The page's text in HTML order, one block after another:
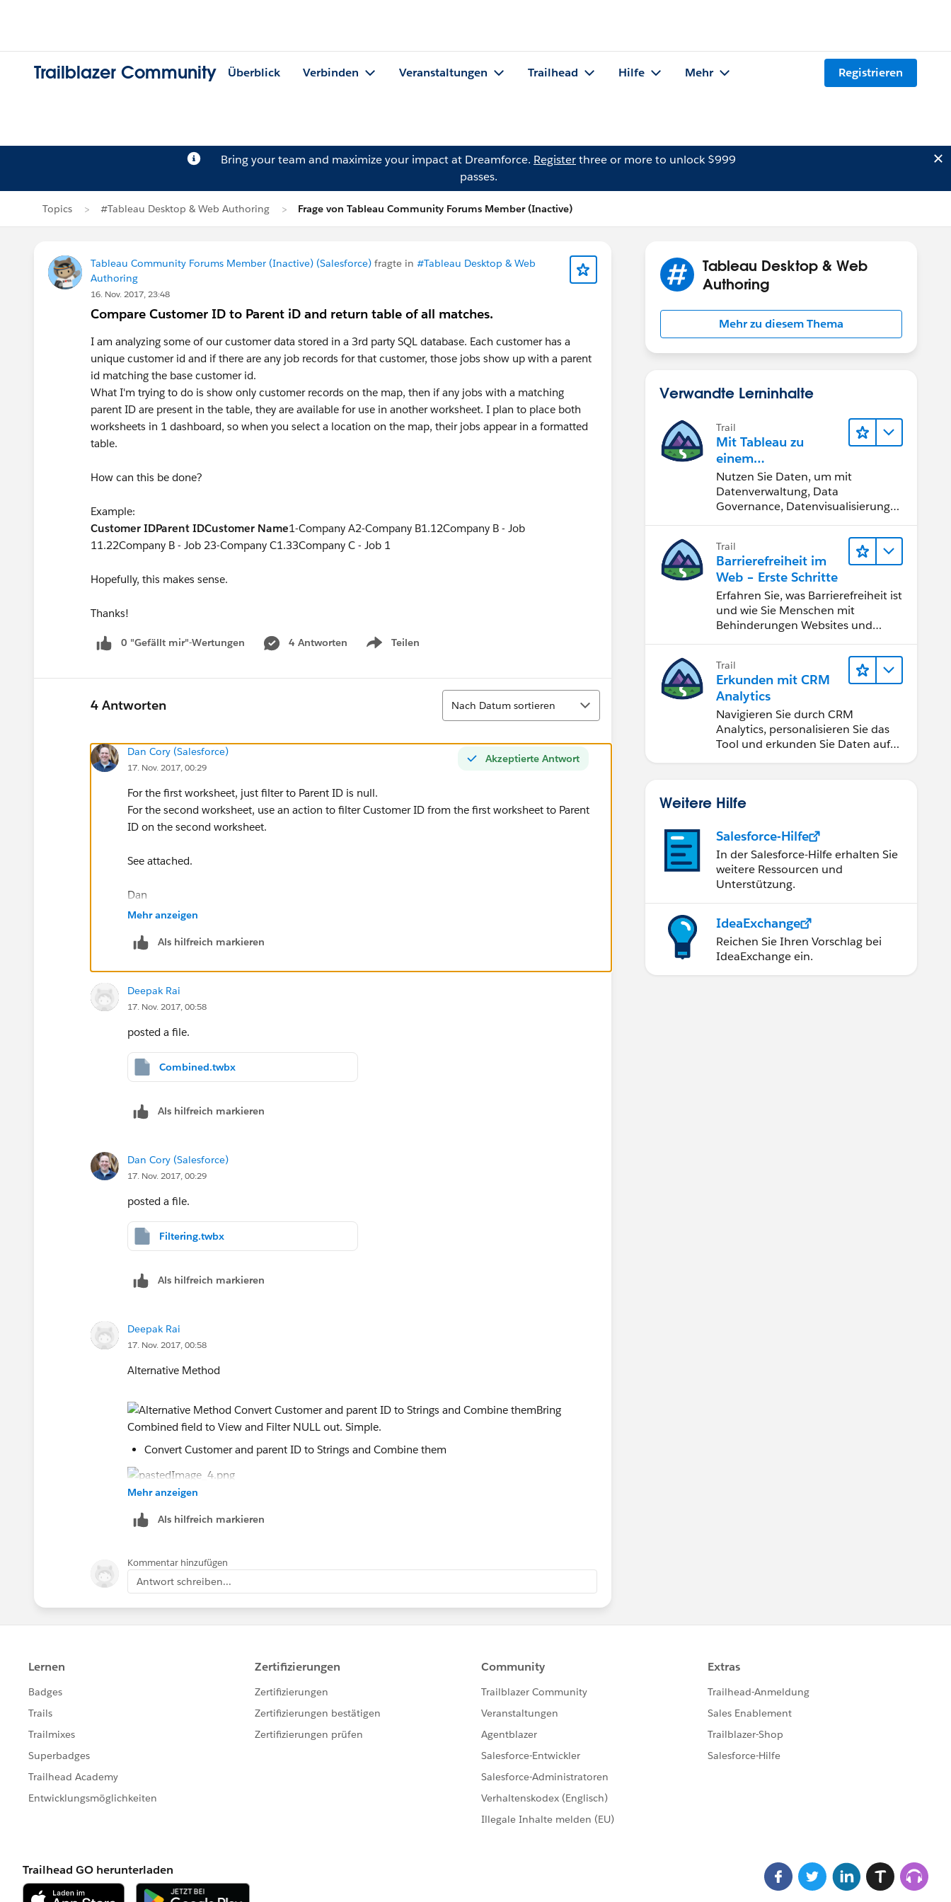
Trailblazer Community Überblick Verbinden Veranstaltungen Trailhead Hilfe Mehr Registrieren
Bring your team and maximize your impact at Dreamforce. Registerthree or more to unlock $999
passes.
Topics #Tableau Desktop & Web Authoring Frage von Tableau Community Forums Member (Inactive)
Tableau Community Forums Member (Inactive) (Salesforce) fragte in #Tableau Desktop & Web
Authoring
16. Nov. 2017, 23:48
Compare Customer ID to Parent iD and return table of all matches.
I am analyzing some of our customer data stored in a 3rd party SQL database. Each customer has a
unique customer id and if there are any job records for that customer, those jobs show up with a parent
id matching the base customer id.
What I'm trying to do is show only customer records on the map, then if any jobs with a matching
parent ID are present in the table, they are available for use in another worksheet. I plan to place both
worksheets in 1 dashboard, so when you select a location on the map, their jobs appear in a formatted
table.
How can this be done?
Example:
Customer IDParent IDCustomer Name1-Company A2-Company B1.12Company B - Job
11.22Company B - Job 23-Company C1.33Company C - Job 1
Hopefully, this makes sense.
Thanks!
0 "Gefällt mir"-Wertungen 4 Antworten Teilen
Show menu
4 Antworten
Sortieren
Nach Datum sortieren
Akzeptierte Antwort
Dan Cory (Salesforce)
17. Nov. 2017, 00:29
For the first worksheet, just filter to Parent ID is null.
For the second worksheet, use an action to filter Customer ID from the first worksheet to Parent
ID on the second worksheet.
See attached.
Dan
Mehr anzeigen
Als hilfreich markieren
Deepak Rai
17. Nov. 2017, 00:58
posted a file.
Combined.twbx
Als hilfreich markieren
Dan Cory (Salesforce)
17. Nov. 2017, 00:29
posted a file.
Filtering.twbx
Als hilfreich markieren
Deepak Rai
17. Nov. 2017, 00:58
Alternative Method
Convert Customer and parent ID to Strings and Combine them
Bring Combined field to View and Filter NULL out. Simple.
Thanks
Deepak
Mehr anzeigen
Als hilfreich markieren
Kommentar hinzufügen
Antwort schreiben...
Tableau Desktop & Web
Authoring
Mehr zu diesem Thema
Verwandte Lerninhalte
Trail
Mit Tableau zu
einem
datengestützten
Team werden
Nutzen Sie Daten, um mit
Datenverwaltung, Data
Governance, Datenvisualisierungs-
Zusammenarbeit bessere
Geschäftsergebnisse zu erzielen.
Trail
Barrierefreiheit im
Web – Erste Schritte
Erfahren Sie, was Barrierefreiheit ist
und wie Sie Menschen mit
Behinderungen Websites und
Trail
Erkunden mit CRM
Analytics
Navigieren Sie durch CRM
Analytics, personalisieren Sie das
Tool und erkunden Sie Daten auf
Weitere Hilfe
Salesforce-Hilfe
In der Salesforce-Hilfe erhalten Sie
weitere Ressourcen und
Unterstützung.
IdeaExchange
Reichen Sie Ihren Vorschlag bei
IdeaExchange ein.